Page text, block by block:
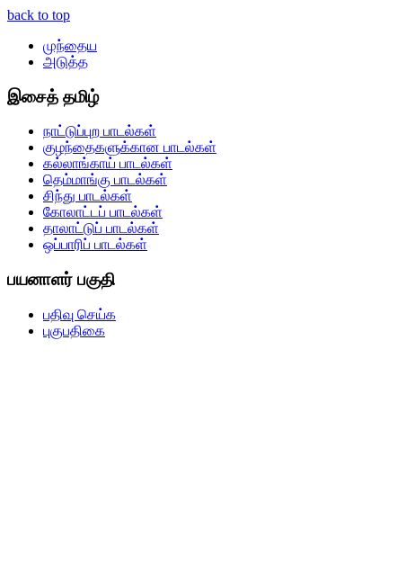
back to top
முந்தைய
அடுத்த
இசைத் தமிழ்
நாட்டுப்புற பாடல்கள்
குழந்தைகளுக்கான பாடல்கள்
கல்லாங்காய் பாடல்கள்
தெம்மாங்கு பாடல்கள்
சிந்து பாடல்கள்
கோலாட்டப் பாடல்கள்
தாலாட்டுப் பாடல்கள்
ஒப்பாரிப் பாடல்கள்
பயனாளர் பகுதி
பதிவு செய்க
புகுபதிகை